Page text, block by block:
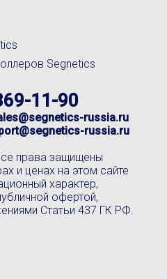
Segnetics
11-90
russia.ru
russia.ru
права защищены
и ценах на этом сайте
характер,
офертой,
Статьи 437 ГК РФ.